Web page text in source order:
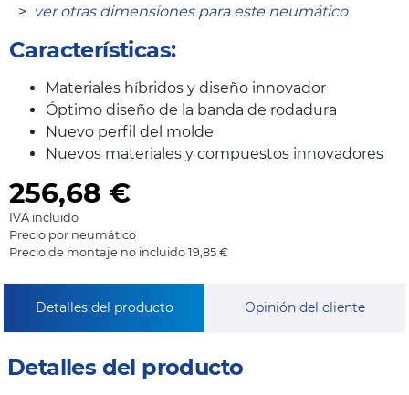
> ver otras dimensiones para este neumático
Características:
Materiales híbridos y diseño innovador
Óptimo diseño de la banda de rodadura
Nuevo perfil del molde
Nuevos materiales y compuestos innovadores
256,68 €
IVA incluido
Precio por neumático
Precio de montaje no incluido 19,85 €
Detalles del producto Opinión del cliente
Detalles del producto